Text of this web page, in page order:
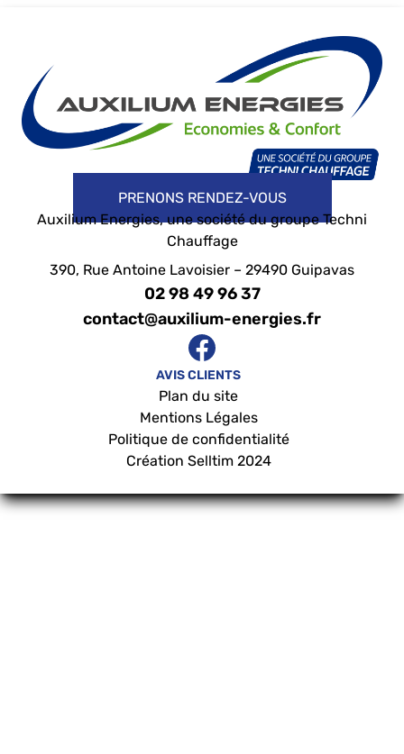
PRENONS RENDEZ-VOUS
Auxilium Energies, une société du groupe Techni
Chauffage
390, Rue Antoine Lavoisier – 29490 Guipavas
02 98 49 96 37
contact@auxilium-energies.fr
AVIS CLIENTS
Plan du site
Mentions Légales
Politique de confidentialité
Création Selltim2024